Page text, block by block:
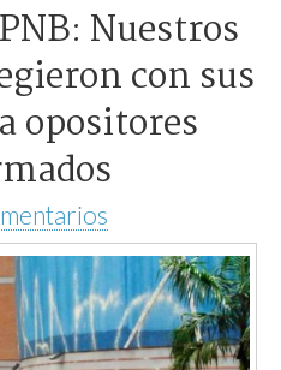
Nuestros
con sus
opositores